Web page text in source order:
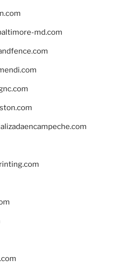
md.com